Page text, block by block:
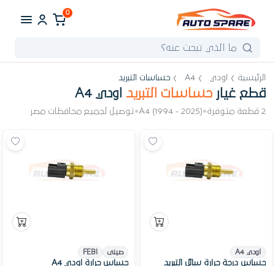
0
الرئيسية اودي A4 حساسات التبريد
قطع غيار حساسات التبريد اودي A4
2 قطعة متوفرة •
A4 (1994 - 2025)
•توصيل لجميع محافظات مصر
اودي A4
حساس درجة حرارة سائل التبريد
صينى FEBI
حساس حرارة اودي A4